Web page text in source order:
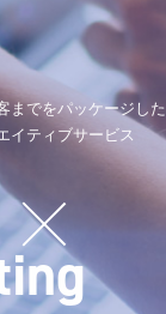
までをパッケージした
イティブサービス